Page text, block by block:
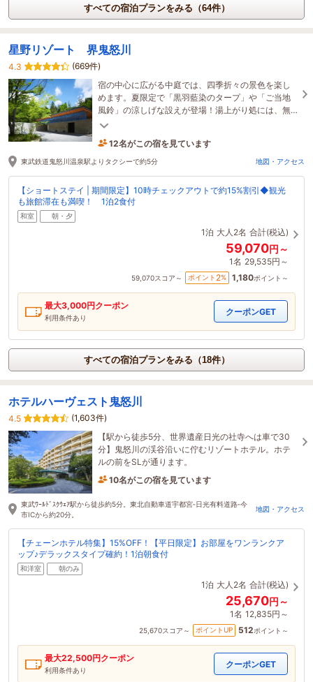
すべての宿泊プランをみる（64件）
星野リゾート 界鬼怒川
4.3
(669件)
宿の中心に広がる中庭では、四季折々の景色を楽し
めます。夏限定で「黒羽藍染のタープ」や「ご当地
風鈴」の涼しげな設えが登場！湯上がり処には、無
料のアイスキャンディーもご用意しております。
12名がこの宿を見ています
東武鉄道鬼怒川温泉駅よりタクシーで約5分 地図・アクセス
【ショートステイ | 期間限定】10時チェックアウトで約15%割引◆観光
も旅館滞在も満喫！ 1泊2食付
和室 朝・夕
1泊 大人2名 合計(税込)
59,070円～
1名 29,535円～
59,070スコア～ ポイント 2% 1,180ポイント～
最大3,000円クーポン
利用条件あり
クーポンGET
すべての宿泊プランをみる（18件）
ホテルハーヴェスト鬼怒川
4.5
(1,603件)
【駅から徒歩5分、世界遺産日光の社寺へは車で30
分】鬼怒川の渓谷沿いに佇むリゾートホテル。ホテ
ルの前をSLが通ります。
10名がこの宿を見ています
東武ﾜｰﾙﾄﾞｽｸｳｪｱ駅から徒歩約5分。東北自動車道宇都宮‐日光有料道路‐今
市ICから約20分。
地図・アクセス
【チェーンホテル特集】15%OFF！【平日限定】お部屋をワンランクア
ップ♪デラックスタイプ確約！1泊朝食付
和洋室 朝のみ
1泊 大人2名 合計(税込)
25,670円～
1名 12,835円～
25,670スコア～ ポイントUP 512ポイント～
最大22,500円クーポン
利用条件あり
クーポンGET